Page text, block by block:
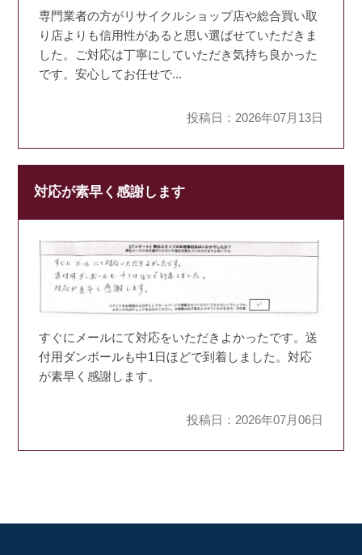
専門業者の方がリサイクルショップ店や総合買い取
り店よりも信用性があると思い選ばせていただきま
した。ご対応は丁寧にしていただき気持ち良かった
です。安心してお任せで...
投稿日：2026年07月13日
対応が素早く感謝します
すぐにメールにて対応をいただきよかったです。送
付用ダンボールも中1日ほどで到着しました。対応
が素早く感謝します。
投稿日：2026年07月06日